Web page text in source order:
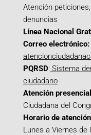
Atención
denuncias
Línea Nacional
Correo electrónico:
PQRSD: Sistema
ciudadano
Atención presencial
Ciudadana del
Horario de
Lunes a Viernes de